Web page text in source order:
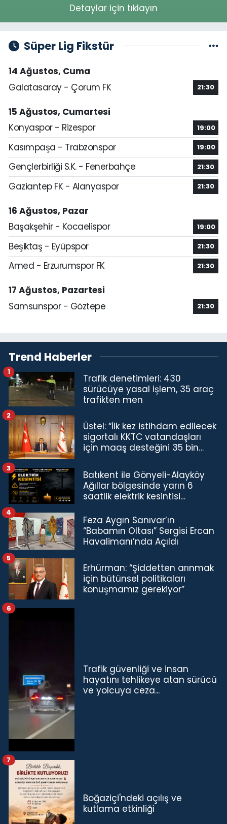
Detaylar için tıklayın
Süper Lig Fikstür
14 Ağustos, Cuma
Galatasaray - Çorum FK
21:30
15 Ağustos, Cumartesi
Konyaspor - Rizespor
19:00
Kasımpaşa - Trabzonspor 19:00
Gençlerbirliği S.K. - Fenerbahçe 21:30
Gaziantep FK - Alanyaspor 21:30
16 Ağustos, Pazar
Başakşehir - Kocaelispor
19:00
Beşiktaş - Eyüpspor 21:30
Amed - Erzurumspor FK 21:30
17 Ağustos, Pazartesi
Samsunspor - Göztepe
21:30
Trend Haberler
Trafik denetimleri: 430
sürücüye yasal işlem, 35 araç
trafikten men
1
Üstel: “İlk kez istihdam edilecek
sigortalı KKTC vatandaşları
için maaş desteğini 35 bin
2
Batıkent ile Gönyeli-Alayköy
Ağıllar bölgesinde yarın 6
saatlik elektrik kesintisi…
3
Feza Aygın Sanıvar’ın
“Babamın Oltası” Sergisi Ercan
Havalimanı’nda Açıldı
4
Erhürman: “Şiddetten arınmak
için bütünsel politikaları
konuşmamız gerekiyor”
5
Trafik güvenliği ve insan
hayatını tehlikeye atan sürücü
ve yolcuya ceza...
6
Boğaziçi'ndeki açılış ve
kutlama etkinliği
7